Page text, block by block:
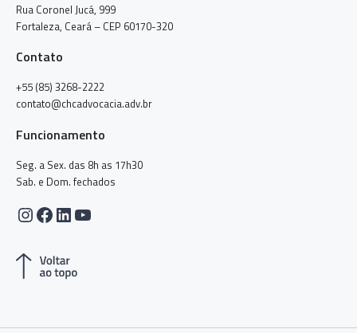
Rua Coronel Jucá, 999
Fortaleza, Ceará – CEP 60170-320
Contato
+55 (85) 3268-2222
contato@chcadvocacia.adv.br
Funcionamento
Seg. a Sex. das 8h as 17h30
Sab. e Dom. fechados
Instagram
Facebook
LinkedIn
Youtube